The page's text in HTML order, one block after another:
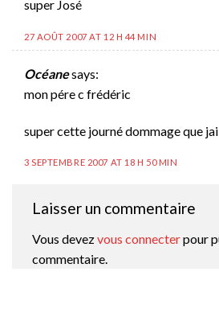
super José
27 AOÛT 2007 AT 12 H 44 MIN
Océanesays:
mon pére c frédéric
super cette journé dommage que jai
3 SEPTEMBRE 2007 AT 18 H 50 MIN
Laisser un commentaire
Vous devezvous connecterpour
commentaire.